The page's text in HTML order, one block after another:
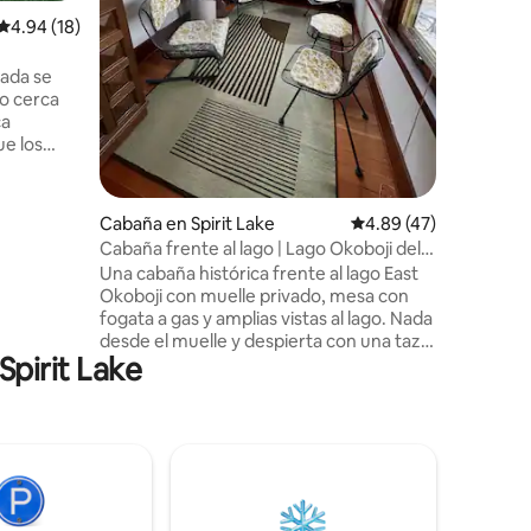
promedio: 4.94 de 5, 18 reseñas
4.94 (18)
se
cerca
los
de
Cabaña en Spirit Lake Calificación
4.89 (47)
Cabaña frente al lago | Lago Okoboji del
Este | Muelle privado
Una cabaña histórica frente al lago East
Okoboji con muelle privado, mesa con
fogata a gas y amplias vistas al lago. Nada
desde el muelle y despierta con una taza
de café y el agua justo afuera de tu
puerta. En el interior: un dormitorio
de la calle. Ya sea que estés celebrando
un aniversario o simplemente necesites
Lake